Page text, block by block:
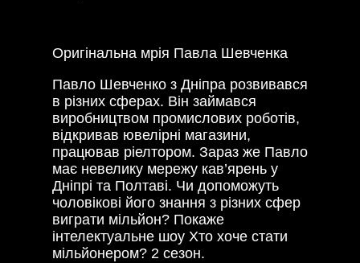
Оригінальна мрія Павла Шевченка
Павло Шевченко з Дніпра розвивався
в різних сферах. Він займався
виробництвом промислових роботів,
відкривав ювелірні магазини,
працював ріелтором. Зараз же Павло
має невелику мережу кав’ярень у
Дніпрі та Полтаві. Чи допоможуть
чоловікові його знання з різних сфер
виграти мільйон? Покаже
інтелектуальне шоу Хто хоче стати
мільйонером? 2 сезон.